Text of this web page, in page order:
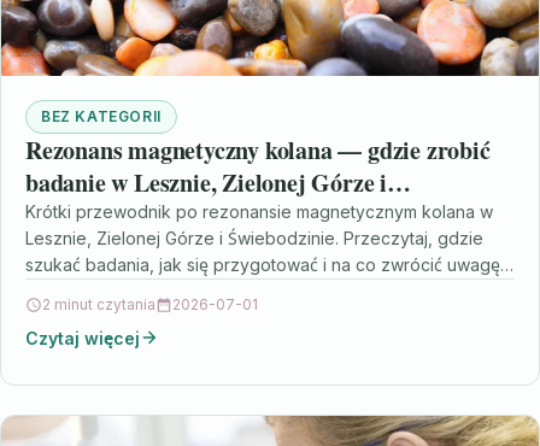
BEZ KATEGORII
Rezonans magnetyczny kolana — gdzie zrobić
badanie w Lesznie, Zielonej Górze i
Świebodzinie
Krótki przewodnik po rezonansie magnetycznym kolana w
Lesznie, Zielonej Górze i Świebodzinie. Przeczytaj, gdzie
szukać badania, jak się przygotować i na co zwrócić uwagę…
2 minut czytania 2026-07-01
Czytaj więcej